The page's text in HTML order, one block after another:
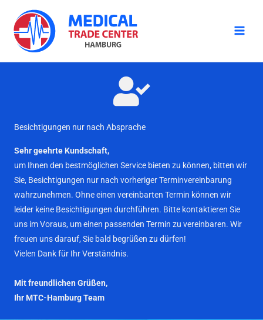
Inhalt
springen
Besichtigungen nur nach Absprache
Sehr geehrte Kundschaft,
um Ihnen den bestmöglichen Service bieten zu können, bitten wir
Sie, Besichtigungen nur nach vorheriger Terminvereinbarung
wahrzunehmen. Ohne einen vereinbarten Termin können wir
leider keine Besichtigungen durchführen. Bitte kontaktieren Sie
uns im Voraus, um einen passenden Termin zu vereinbaren. Wir
freuen uns darauf, Sie bald begrüßen zu dürfen!
Vielen Dank für Ihr Verständnis.
Mit freundlichen Grüßen,
Ihr MTC-Hamburg Team